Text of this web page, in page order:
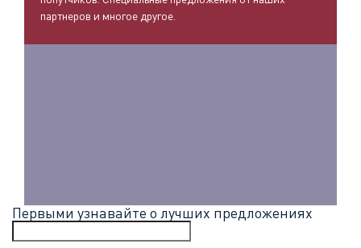
партнеров и многое другое.
Первыми узнавайте о лучших предложениях